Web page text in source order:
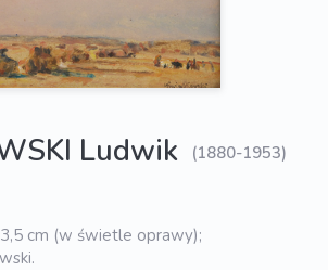
Ludwik (1880-1953)
cm (w świetle oprawy);